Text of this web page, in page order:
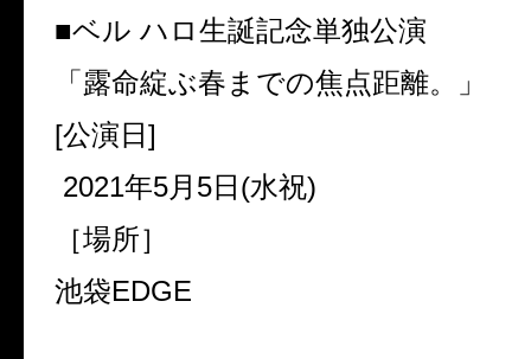
■ベル ハロ生誕記念単独公演
「露命綻ぶ春までの焦点距離。」
[公演日]
2021年5月5日(水祝)
［場所］
池袋EDGE